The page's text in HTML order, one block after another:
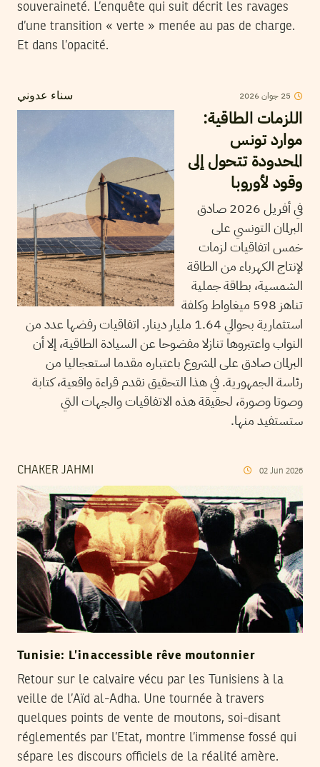
souveraineté. L’enquête qui suit décrit les ravages
d’une transition « verte » menée au pas de charge.
Et dans l’opacité.
سناء عدوني 25 جوان2026
اللزمات الطاقية:
موارد تونس
المحدودة تتحول إلى
وقود لأوروبا
في أفريل 2026 صادق
البرلمان التونسي على
خمس اتفاقيات لزمات
لإنتاج الكهرباء من الطاقة
الشمسية، بطاقة جملية
تناهز 598 ميغاواط وكلفة
استثمارية بحوالي 1.64 مليار دينار. اتفاقيات رفضها عدد من
النواب واعتبروها تنازلا مفضوحا عن السيادة الطاقية، إلا أن
البرلمان صادق على المشروع باعتباره مقدما استعجاليا من
رئاسة الجمهورية. في هذا التحقيق نقدم قراءة واقعية، كتابة
وصوتا وصورة، لحقيقة هذه الاتفاقيات والجهات التي
ستستفيد منها.
CHAKER JAHMI 02 Jun 2026
Tunisie: L’inaccessible rêve moutonnier
Retour sur le calvaire vécu par les Tunisiens à la
veille de l’Aïd al-Adha. Une tournée à travers
quelques points de vente de moutons, soi-disant
réglementés par l’Etat, montre l’immense fossé qui
sépare les discours officiels de la réalité amère.